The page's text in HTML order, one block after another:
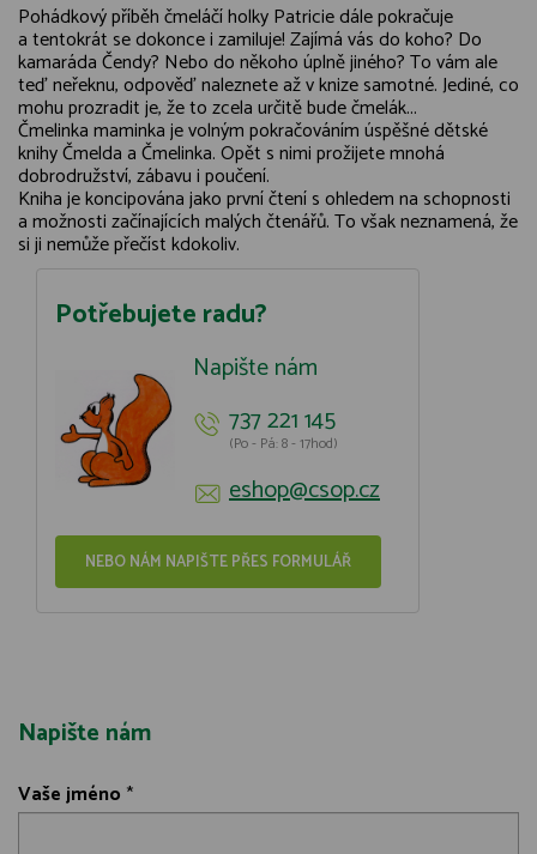
Pohádkový příběh čmeláčí holky Patricie dále pokračuje
a tentokrát se dokonce i zamiluje! Zajímá vás do koho? Do
kamaráda Čendy? Nebo do někoho úplně jiného? To vám ale
teď neřeknu, odpověď naleznete až v knize samotné. Jediné, co
mohu prozradit je, že to zcela určitě bude čmelák...
Čmelinka maminka je volným pokračováním úspěšné dětské
knihy Čmelda a Čmelinka. Opět s nimi prožijete mnohá
dobrodružství, zábavu i poučení.
Kniha je koncipována jako první čtení s ohledem na schopnosti
a možnosti začínajících malých čtenářů. To však neznamená, že
si ji nemůže přečíst kdokoliv.
Potřebujete radu?
Napište nám
737 221 145
(Po - Pá: 8 - 17hod)
eshop@csop.cz
NEBO NÁM NAPIŠTE PŘES FORMULÁŘ
Napište nám
Vaše jméno *